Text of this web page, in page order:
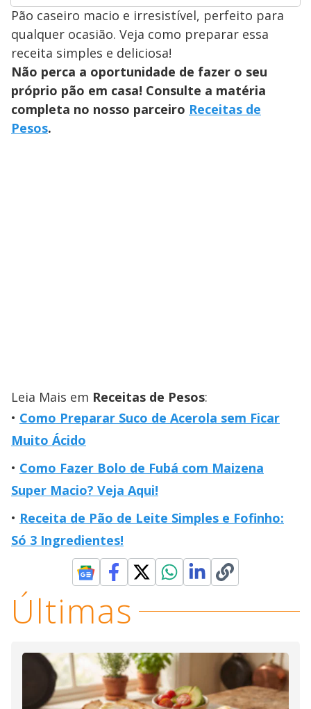
Pão caseiro macio e irresistível, perfeito para
qualquer ocasião. Veja como preparar essa
receita simples e deliciosa!
Não perca a oportunidade de fazer o seu
próprio pão em casa! Consulte a matéria
completa no nosso parceiro Receitas de
Pesos.
Leia Mais em Receitas de Pesos:
Como Preparar Suco de Acerola sem Ficar
Muito Ácido
Como Fazer Bolo de Fubá com Maizena
Super Macio? Veja Aqui!
Receita de Pão de Leite Simples e Fofinho:
Só 3 Ingredientes!
Últimas